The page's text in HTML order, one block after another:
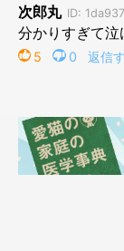
プロフィール
二階堂ちはる
シュールでポッ
ビジネス書から
ット・PVイラス